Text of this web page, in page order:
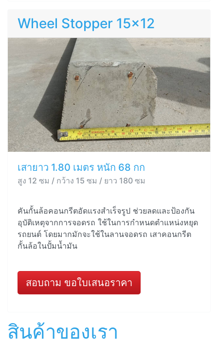
Wheel Stopper 15x12
เสายาว 1.80 เมตร หนัก 68 กก
สูง 12 ซม / กว้าง 15 ซม / ยาว 180 ซม
คันกั้นล้อคอนกรีตอัดแรงสำเร็จรูป ช่วยลดและป้องกัน
อุบัติเหตุจากการจอดรถ ใช้ในการกำหนดตำแหน่งหยุด
รถยนต์ โดยมากมักจะใช้ในลานจอดรถ เสาคอนกรีต
กั้นล้อในปั้มน้ำมัน
สอบถาม ขอใบเสนอราคา
สินค้าของเรา